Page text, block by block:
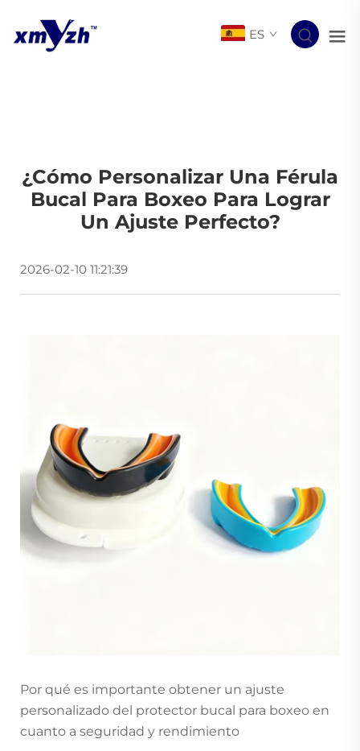
ES
¿Cómo Personalizar Una Férula
Bucal Para Boxeo Para Lograr
Un Ajuste Perfecto?
2026-02-10 11:21:39
Por qué es importante obtener un ajuste
personalizado del protector bucal para boxeo en
cuanto a seguridad y rendimiento